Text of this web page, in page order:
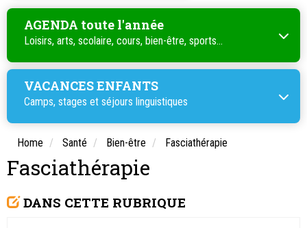
AGENDA toute l'année
Loisirs, arts, scolaire, cours, bien-être, sports...
VACANCES ENFANTS
Camps, stages et séjours linguistiques
Home Santé Bien-être Fasciathérapie
Fasciathérapie
DANS CETTE RUBRIQUE